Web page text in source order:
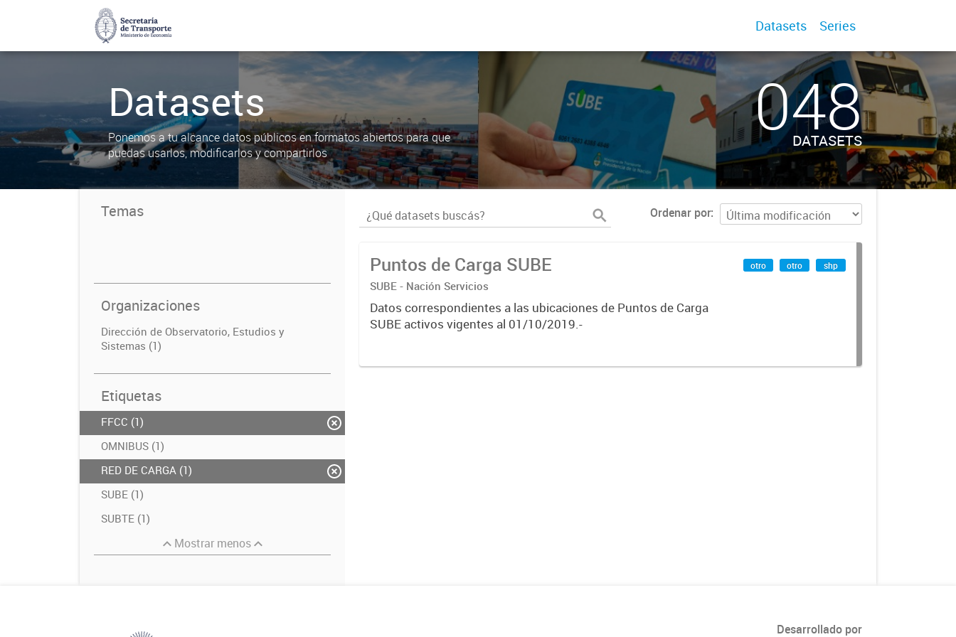
Datasets Series
Datasets
Ponemos a tu alcance datos públicos en formatos abiertos para que
puedas usarlos, modificarlos y compartirlos
048
DATASETS
Temas
Organizaciones
Dirección de Observatorio, Estudios y
Sistemas (1)
Etiquetas
FFCC (1)
OMNIBUS (1)
RED DE CARGA (1)
SUBE (1)
SUBTE (1)
Mostrar menos
Ordenar por
Puntos de Carga SUBE
SUBE - Nación Servicios
Datos correspondientes a las ubicaciones de Puntos de Carga
SUBE activos vigentes al 01/10/2019.-
otro otro shp
Desarrollado por